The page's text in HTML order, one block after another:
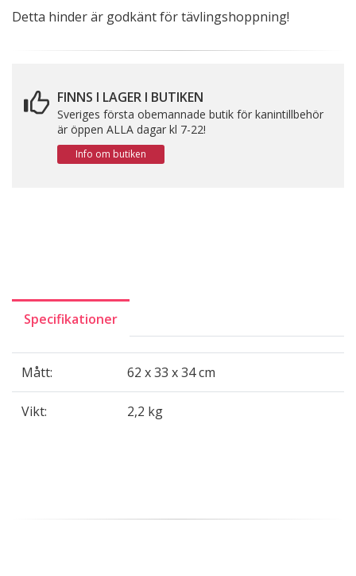
Detta hinder är godkänt för tävlingshoppning!
FINNS I LAGER I BUTIKEN
Sveriges första obemannade butik för kanintillbehör
är öppen ALLA dagar kl 7-22!
Info om butiken
Specifikationer
Mått: 62 x 33 x 34 cm
Vikt: 2,2 kg